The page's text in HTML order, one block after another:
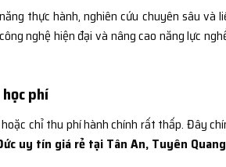
thực hành, nghiên cứu chuyên sâu và
nghệ hiện đại và nâng cao năng lực
phí
chỉ thu phí hành chính rất thấp. Đây
uy tín giá rẻ tại Tân An, Tuyên Quang